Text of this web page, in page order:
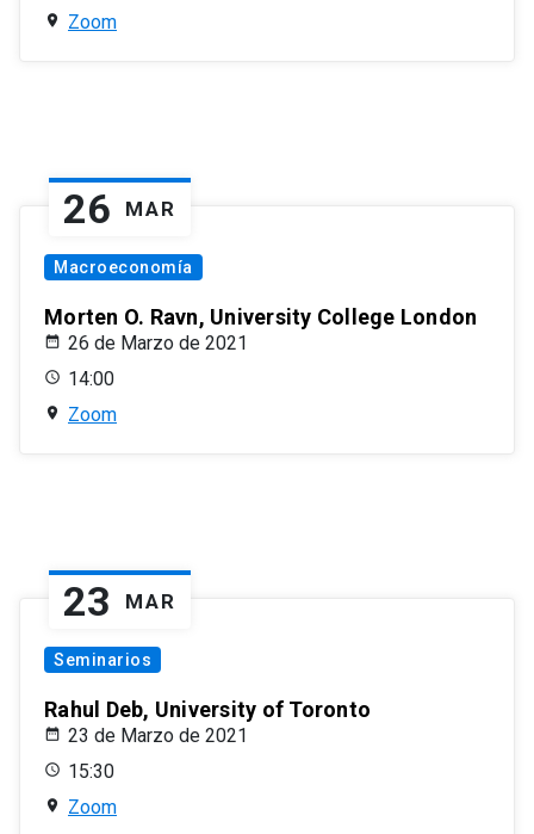
Zoom
26 MAR
Macroeconomía
Morten O. Ravn, University College London
26 de Marzo de 2021
14:00
Zoom
23 MAR
Seminarios
Rahul Deb, University of Toronto
23 de Marzo de 2021
15:30
Zoom